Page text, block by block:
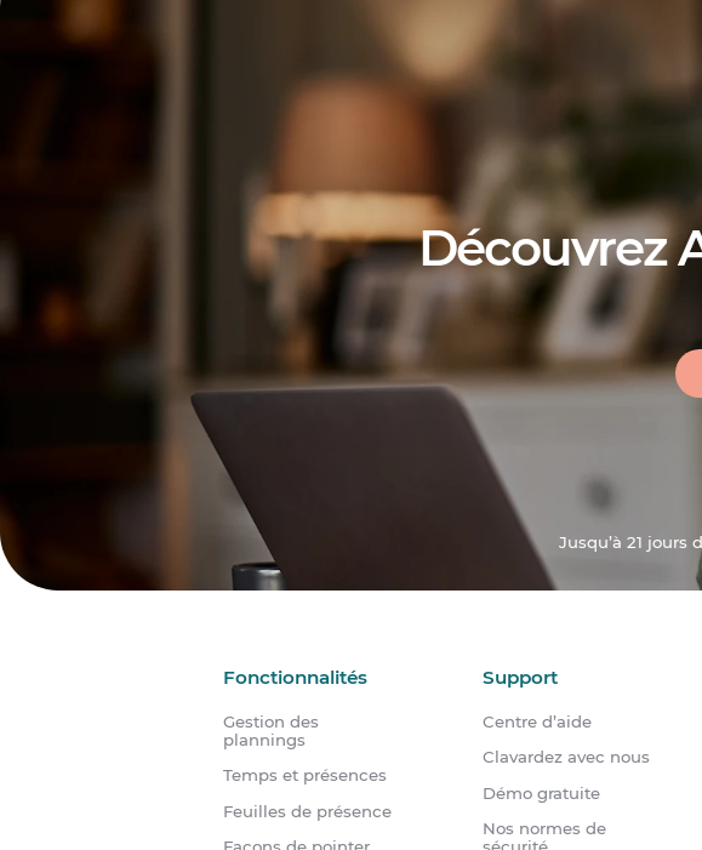
Découvrez
Jusqu’à 21 jours
Fonctionnalités
Gestion des
plannings
Temps et présences
Feuilles de présence
Support
Centre d’aide
Clavardez avec nous
Démo gratuite
Nos normes de